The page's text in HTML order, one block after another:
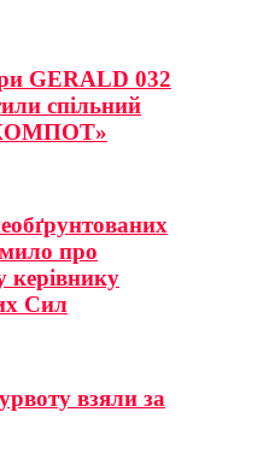
GERALD 032
спільний
про
керівнику
Сил
взяли за